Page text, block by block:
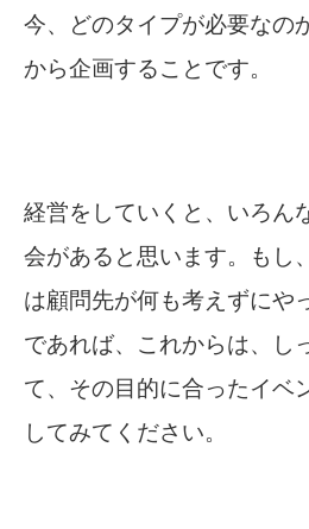
今、どのタイプが必要なの
から企画することです。
経営をしていくと、いろん
会があると思います。もし
は顧問先が何も考えずにや
であれば、これからは、し
て、その目的に合ったイベ
してみてください。